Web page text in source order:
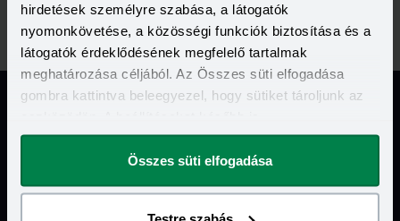
hirdetések személyre szabása, a látogatók
nyomonkövetése, a közösségi funkciók biztosítása és a
látogatók érdeklődésének megfelelő tartalmak
meghatározása céljából. Az Összes süti elfogadása
gombra kattintva beleegyezel, hogy sütiket tároljunk az
megváltoztathatod.
Összes süti elfogadása
Jogi Dokumentumok
Kapcsolat